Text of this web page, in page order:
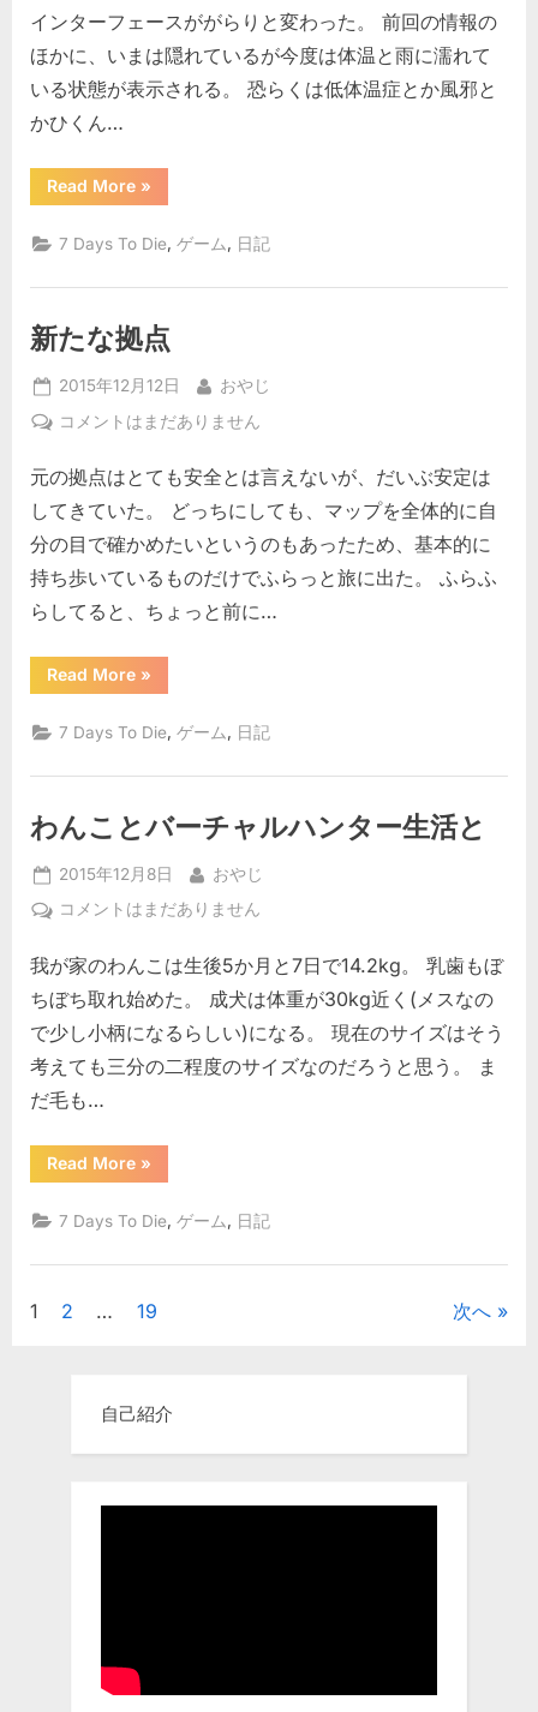
Die
Alpha
13
に
っ
た!!
へ
インターフェースががらりと変わった。 前回の情報の
ほかに、いまは隠れているが今度は体温と雨に濡れて
いる状態が表示される。 恐らくは低体温症とか風邪と
かひくん…
Read More“7
Days
Die
が
13
っ
た!!”
»
7 Days To Die,ゲーム, 日記
新たな拠点
Posted
on
2015年12月12日 By
おやじ
新
な
拠
へ
の
コメントはまだありません
元の拠点はとても安全とは言えないが、だいぶ安定は
してきていた。 どっちにしても、マップを全体的に自
分の目で確かめたいというのもあったため、基本的に
持ち歩いているものだけでふらっと旅に出た。 ふらふ
らしてると、ちょっと前に…
Read More“新
た
拠
点”
»
7 Days To Die ,ゲーム 日記
わんことバーチャルハンター生活と
Posted
on
2015年12月8日 By
おやじ
わ
こ
と
バ
ー
チ
ャ
ハ
ン
タ
生
と
コメントはまだありません
我が家のわんこは生後5か月と7日で14.2kg。 乳歯もぼ
ちぼち取れ始めた。 成犬は体重が30kg近く(メスなの
で少し小柄になるらしい)になる。 現在のサイズはそう
考えても三分の二程度のサイズなのだろうと思う。 ま
だ毛も…
Read More“わ
ん
と
バ
チ
ハ
と”
»
7 Days To Die ,ゲーム 日記
投
1 2 … 19 次へ
自己紹介